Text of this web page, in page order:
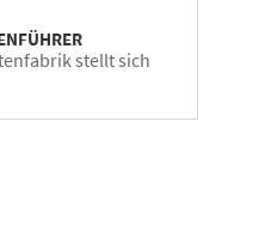
stellt sich